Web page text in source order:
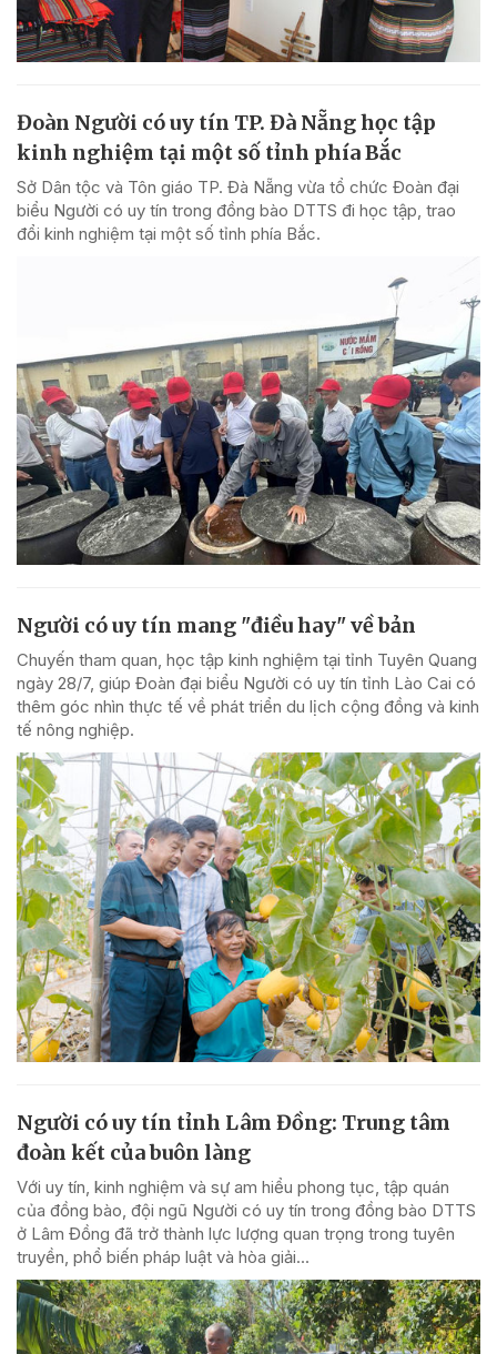
Đoàn Người có uy tín TP. Đà Nẵng học tập
kinh nghiệm tại một số tỉnh phía Bắc
Sở Dân tộc và Tôn giáo TP. Đà Nẵng vừa tổ chức Đoàn đại
biểu Người có uy tín trong đồng bào DTTS đi học tập, trao
đổi kinh nghiệm tại một số tỉnh phía Bắc.
Người có uy tín mang "điều hay" về bản
Chuyến tham quan, học tập kinh nghiệm tại tỉnh Tuyên Quang
ngày 28/7, giúp Đoàn đại biểu Người có uy tín tỉnh Lào Cai có
thêm góc nhìn thực tế về phát triển du lịch cộng đồng và kinh
tế nông nghiệp.
Người có uy tín tỉnh Lâm Đồng: Trung tâm
đoàn kết của buôn làng
Với uy tín, kinh nghiệm và sự am hiểu phong tục, tập quán
của đồng bào, đội ngũ Người có uy tín trong đồng bào DTTS
ở Lâm Đồng đã trở thành lực lượng quan trọng trong tuyên
truyền, phổ biến pháp luật và hòa giải...